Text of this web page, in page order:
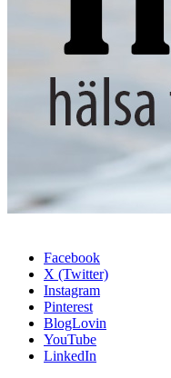
Facebook
X (Twitter)
Instagram
Pinterest
BlogLovin
YouTube
LinkedIn